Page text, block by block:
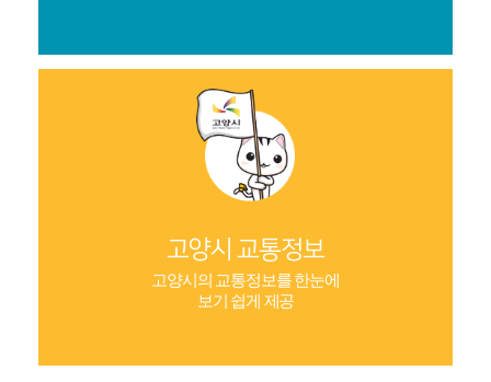
고양시 교통정보
고양시의 교통정보를 한눈에
보기 쉽게 제공